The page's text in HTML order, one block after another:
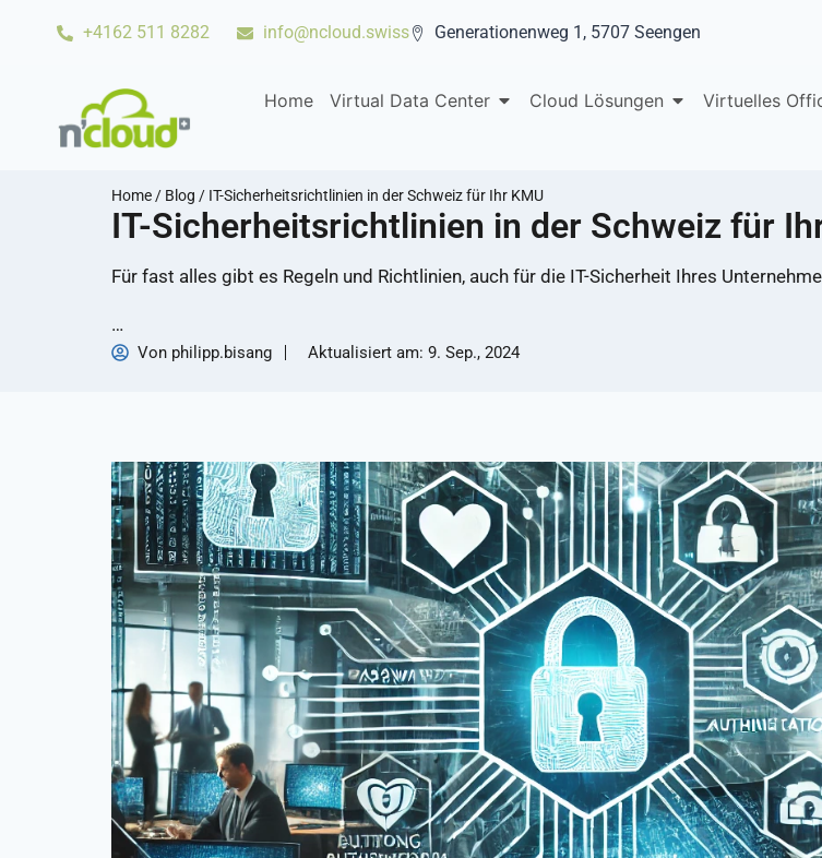
+4162 511 8282 info@ncloud.swiss Generationenweg 1, 5707 Seengen
Home Virtual Data Center Cloud Lösungen Virtuelles
Home/ Blog / IT-Sicherheitsrichtlinien in der Schweiz für Ihr KMU
IT-Sicherheitsrichtlinien in der Schweiz für
Für fast alles gibt es Regeln und Richtlinien, auch für die IT-Sicherheit Ihres
…
Von philipp.bisang Aktualisiert am: 9. Sep., 2024